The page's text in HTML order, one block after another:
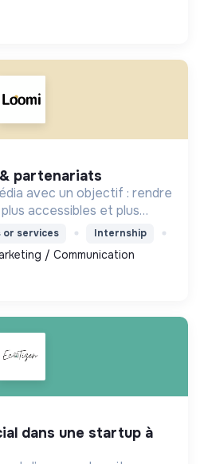
& partenariats
avec un objectif : rendre
accessibles et plus
or services Internship
/ Communication